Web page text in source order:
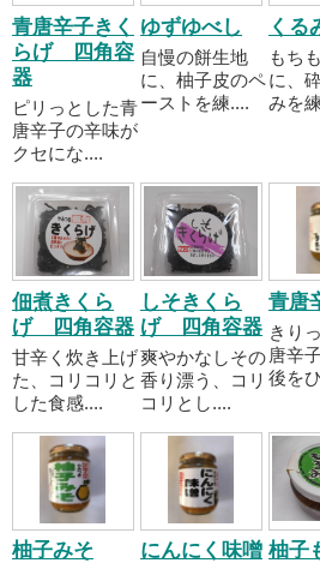
青唐辛子きく
らげ 四角容
器
ピリっとした青
唐辛子の辛味が
クセにな....
ゆずゆべし
自慢の餅生地
に、柚子皮のペ
ーストを練....
くる
もち
に、
みを
佃煮きくら
げ 四角容器
甘辛く炊き上げ
た、コリコリと
した食感....
しそきくら
げ 四角容器
爽やかなしその
香り漂う、コリ
コリとし....
青唐
きり
唐辛
後を
柚子みそ にんにく味噌 柚子